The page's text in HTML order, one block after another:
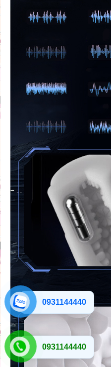
0931144440
0931144440